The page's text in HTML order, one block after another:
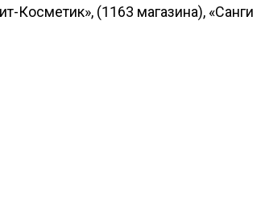
Косметик», (1163 магазина), «Санги